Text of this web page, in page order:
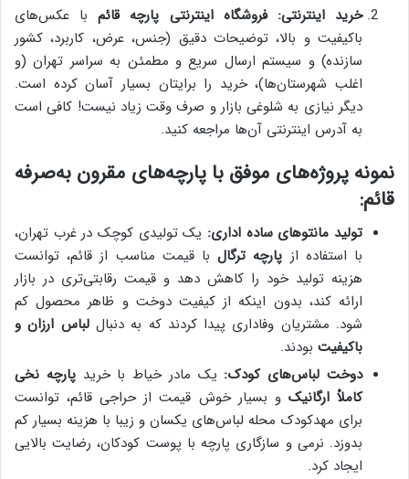
خرید اینترنتی: فروشگاه اینترنتی پارچه قائمبا عکس‌های
باکیفیت و بالا، توضیحات دقیق (جنس، عرض، کاربرد، کشور
سازنده) و سیستم ارسال سریع و مطمئن به سراسر تهران (و
اغلب شهرستان‌ها)، خرید را برایتان بسیار آسان کرده است.
دیگر نیازی به شلوغی بازار و صرف وقت زیاد نیست! کافی است
به آدرس اینترنتی آن‌ها مراجعه کنید.
نمونه پروژه‌های موفق با پارچه‌های مقرون به‌صرفه
قائم:
تولید مانتوهای ساده اداری: یک تولیدی کوچک در غرب تهران،
با استفاده از پارچه ترگالبا قیمت مناسب از قائم، توانست
هزینه تولید خود را کاهش دهد و قیمت رقابتی‌تری در بازار
ارائه کند، بدون اینکه از کیفیت دوخت و ظاهر محصول کم
شود. مشتریان وفاداری پیدا کردند که به دنباللباس ارزان و
باکیفیت بودند.
دوخت لباس‌های کودک: یک مادر خیاط با خریدپارچه نخی
کاملاْ ارگانیک و بسیار خوش قیمت از حراجی قائم، توانست
برای مهدکودک محله لباس‌های یکسان و زیبا با هزینه بسیار کم
بدوزد. نرمی و سازگاری پارچه با پوست کودکان، رضایت بالایی
ایجاد کرد.